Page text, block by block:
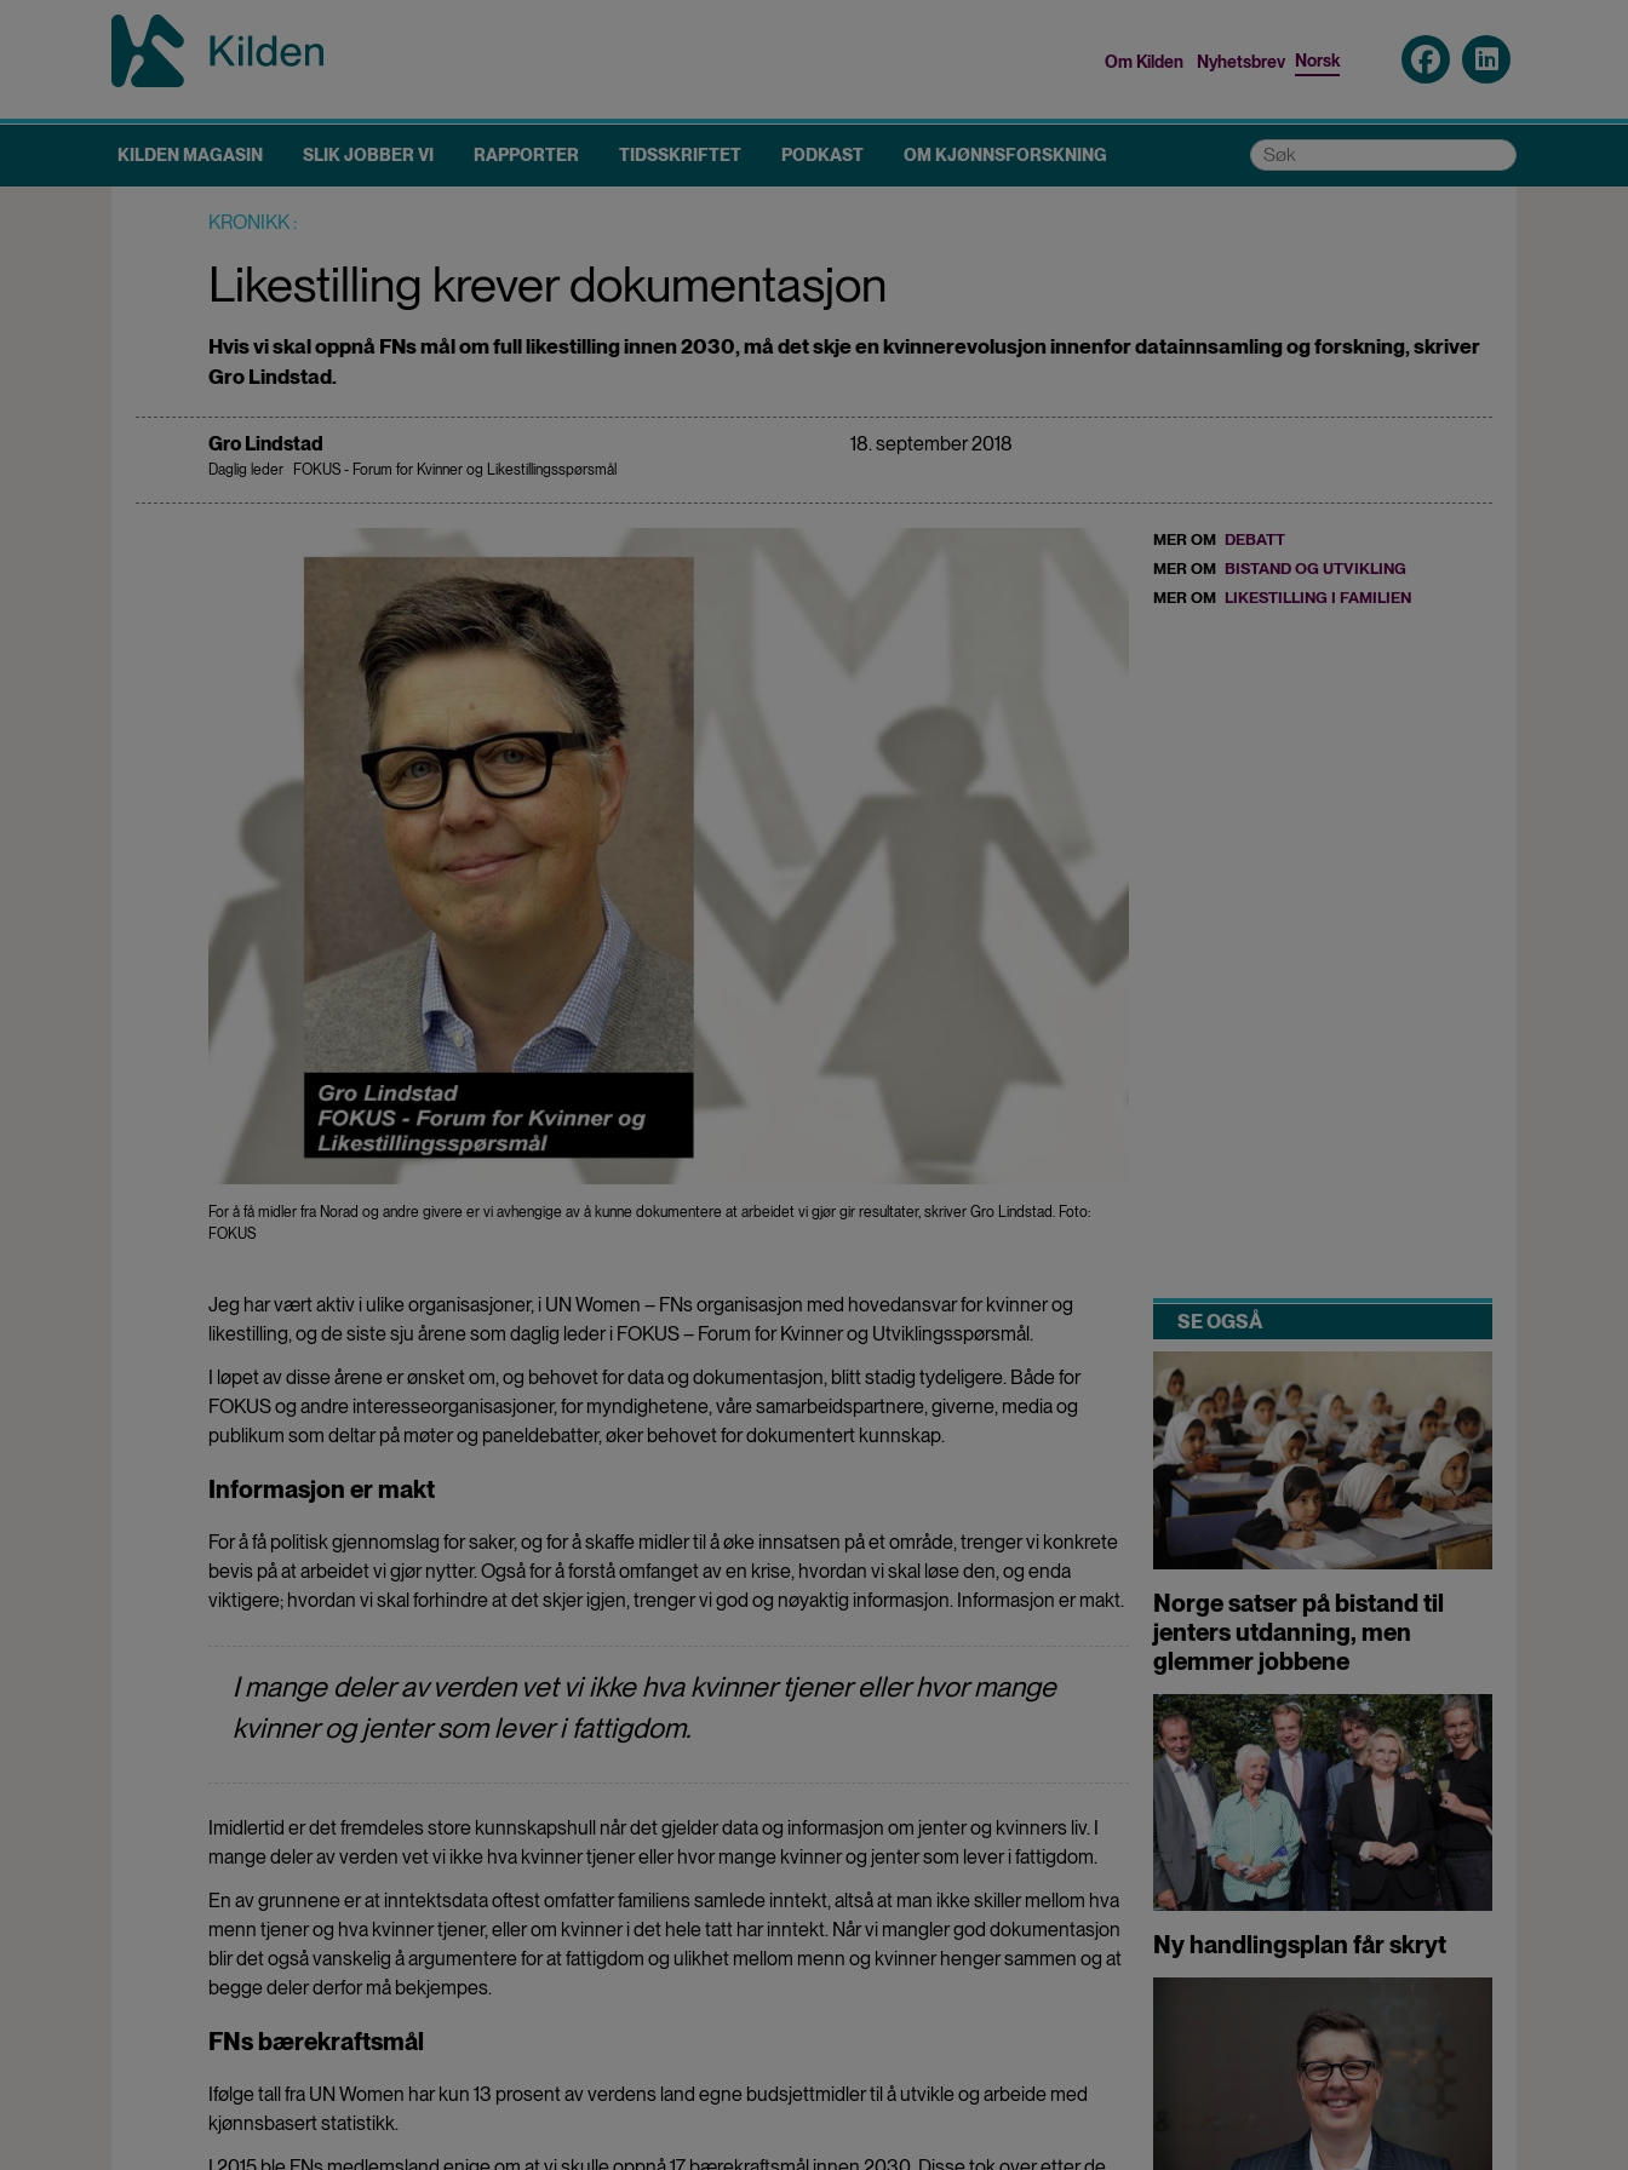
menu
Om Kilden Nyhetsbrev Norsk
Main
navigation
KILDEN MAGASIN SLIK JOBBER VI RAPPORTER TIDSSKRIFTET PODKAST OM KJØNNSFORSKNING Søk
KRONIKK
Likestilling krever dokumentasjon
Hvis vi skal oppnå FNs mål om full likestilling innen 2030, må det skje en kvinnerevolusjon innenfor datainnsamling og forskning, skriver
Gro Lindstad.
Gro Lindstad
Daglig leder FOKUS - Forum for Kvinner og Likestillingsspørsmål
18. september 2018
For å få midler fra Norad og andre givere er vi avhengige av å kunne dokumentere at arbeidet vi gjør gir resultater, skriver Gro Lindstad. Foto:
FOKUS
MER OM DEBATT
MER OM BISTAND OG UTVIKLING
MER OM LIKESTILLING I FAMILIEN
Jeg har vært aktiv i ulike organisasjoner, i UN Women – FNs organisasjon med hovedansvar for kvinner og
likestilling, og de siste sju årene som daglig leder i FOKUS – Forum for Kvinner og Utviklingsspørsmål.
I løpet av disse årene er ønsket om, og behovet for data og dokumentasjon, blitt stadig tydeligere. Både for
FOKUS og andre interesseorganisasjoner, for myndighetene, våre samarbeidspartnere, giverne, media og
publikum som deltar på møter og paneldebatter, øker behovet for dokumentert kunnskap.
Informasjon er makt
For å få politisk gjennomslag for saker, og for å skaffe midler til å øke innsatsen på et område, trenger vi konkrete
bevis på at arbeidet vi gjør nytter. Også for å forstå omfanget av en krise, hvordan vi skal løse den, og enda
viktigere; hvordan vi skal forhindre at det skjer igjen, trenger vi god og nøyaktig informasjon. Informasjon er makt.
I mange deler av verden vet vi ikke hva kvinner tjener eller hvor mange
kvinner og jenter som lever i fattigdom.
Imidlertid er det fremdeles store kunnskapshull når det gjelder data og informasjon om jenter og kvinners liv. I
mange deler av verden vet vi ikke hva kvinner tjener eller hvor mange kvinner og jenter som lever i fattigdom.
En av grunnene er at inntektsdata oftest omfatter familiens samlede inntekt, altså at man ikke skiller mellom hva
menn tjener og hva kvinner tjener, eller om kvinner i det hele tatt har inntekt. Når vi mangler god dokumentasjon
blir det også vanskelig å argumentere for at fattigdom og ulikhet mellom menn og kvinner henger sammen og at
begge deler derfor må bekjempes.
FNs bærekraftsmål
Ifølge tall fra UN Women har kun 13 prosent av verdens land egne budsjettmidler til å utvikle og arbeide med
kjønnsbasert statistikk.
SE OGSÅ
Norge satser på bistand til
jenters utdanning, men
glemmer jobbene
Ny handlingsplan får skryt